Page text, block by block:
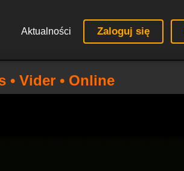
Aktualności Zaloguj się
• Vider • Online